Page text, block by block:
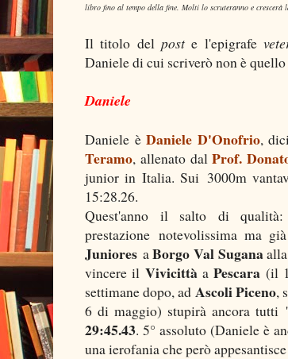
libro fino al tempo della fine. Molti lo scruteranno e crescerà
Il titolo del poste l'epigrafe
Daniele di cui scriverò non è
Daniele
Daniele è Daniele D'Onofrio,
Teramo, allenato dalProf.
junior in Italia. Sui 3000m
15:28.26.
Quest'anno il salto di
prestazione notevolissima ma
Juniores aBorgo Val Suganaalla
vincere il VivicittàaPescara (il
settimane dopo, ad Ascoli Piceno,
6 di maggio) stupirà ancora tutti
29:45.43. 5° assoluto (Daniele è
una ierofania che però